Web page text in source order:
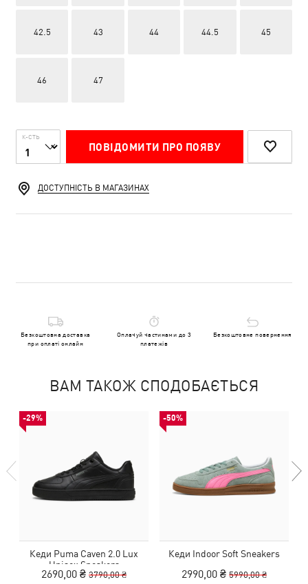
42.5 43 44 44.5 45
46 47
К-СТЬ
ПОВІДОМИТИ ПРО ПОЯВУ
ДОСТУПНІСТЬ В МАГАЗИНАХ
Безкоштовна доставка
при оплаті онлайн
Оплачуй частинами до 3
платежів
Безкоштовне повернення
ВАМ ТАКОЖ СПОДОБАЄТЬСЯ
-29%
Кеди Puma Caven 2.0 Lux
Unisex Sneakers
2690,00 ₴ 3790,00 ₴
-50%
Кеди Indoor Soft Sneakers
2990,00 ₴ 5990,00 ₴